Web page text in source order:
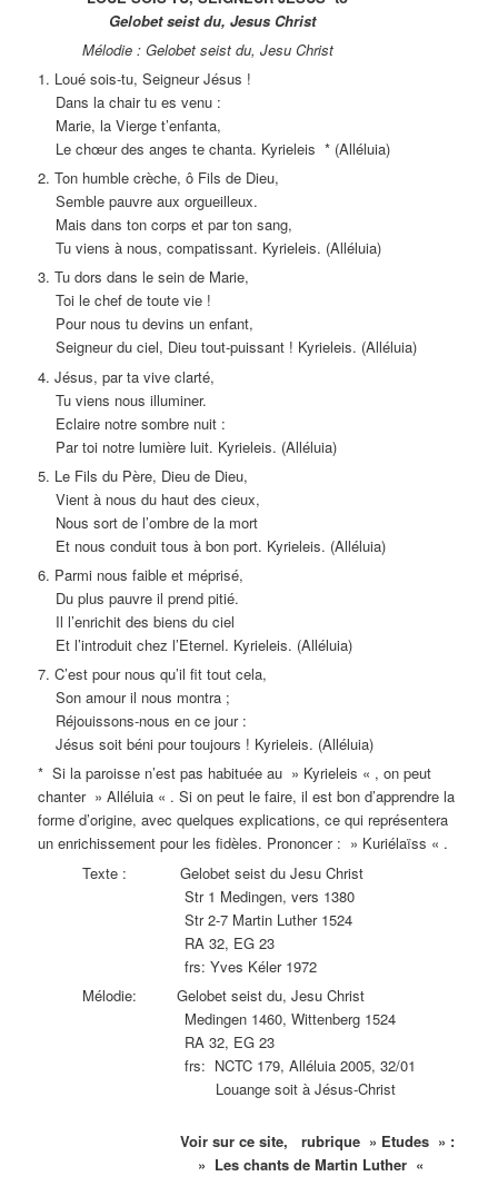
Gelobet seist du, Jesus Christ
Mélodie : Gelobet seist du, Jesu Christ
1. Loué sois-tu, Seigneur Jésus !
Dans la chair tu es venu :
Marie, la Vierge t’enfanta,
Le chœur des anges te chanta. Kyrieleis * (Alléluia)
2. Ton humble crèche, ô Fils de Dieu,
Semble pauvre aux orgueilleux.
Mais dans ton corps et par ton sang,
Tu viens à nous, compatissant. Kyrieleis. (Alléluia)
3. Tu dors dans le sein de Marie,
Toi le chef de toute vie !
Pour nous tu devins un enfant,
Seigneur du ciel, Dieu tout-puissant ! Kyrieleis. (Alléluia)
4. Jésus, par ta vive clarté,
Tu viens nous illuminer.
Eclaire notre sombre nuit :
Par toi notre lumière luit. Kyrieleis. (Alléluia)
5. Le Fils du Père, Dieu de Dieu,
Vient à nous du haut des cieux,
Nous sort de l’ombre de la mort
Et nous conduit tous à bon port. Kyrieleis. (Alléluia)
6. Parmi nous faible et méprisé,
Du plus pauvre il prend pitié.
Il l’enrichit des biens du ciel
Et l’introduit chez l’Eternel. Kyrieleis. (Alléluia)
7. C’est pour nous qu’il fit tout cela,
Son amour il nous montra ;
Réjouissons-nous en ce jour :
Jésus soit béni pour toujours ! Kyrieleis. (Alléluia)
* Si la paroisse n’est pas habituée au » Kyrieleis « , on peut
chanter » Alléluia « . Si on peut le faire, il est bon d’apprendre la
forme d’origine, avec quelques explications, ce qui représentera
un enrichissement pour les fidèles. Prononcer : » Kuriélaïss « .
Texte : Gelobet seist du Jesu Christ
Str 1 Medingen, vers 1380
Str 2-7 Martin Luther 1524
RA 32, EG 23
frs: Yves Kéler 1972
Mélodie: Gelobet seist du, Jesu Christ
Medingen 1460, Wittenberg 1524
RA 32, EG 23
frs: NCTC 179, Alléluia 2005, 32/01
Louange soit à Jésus-Christ
Voir sur ce site, rubrique » Etudes » :
» Les chants de Martin Luther «